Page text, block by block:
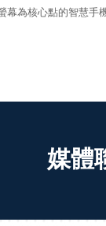
幕為核心點的智慧
媒體